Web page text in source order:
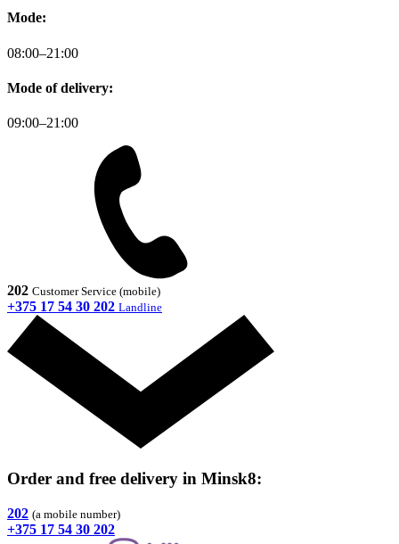
Mode:
08:00–21:00
Mode of delivery:
09:00–21:00
202 Customer Service (mobile)
+375 17 54 30 202 Landline
Order and free delivery in Minsk8:
202 (a mobile number)
+375 17 54 30 202